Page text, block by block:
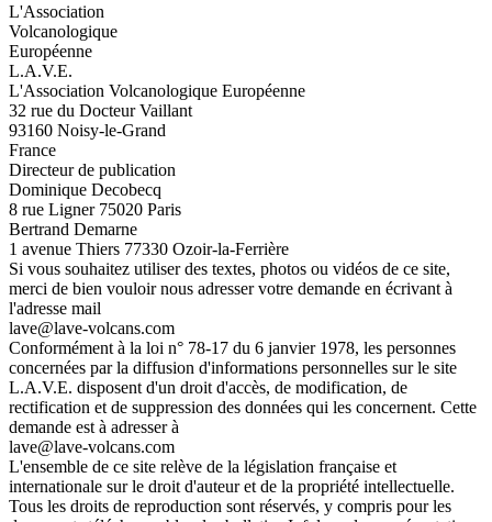
L'Association
Volcanologique
Européenne
L.A.V.E.
L'Association Volcanologique Européenne
32 rue du Docteur Vaillant
93160 Noisy-le-Grand
France
Directeur de publication
Dominique Decobecq
8 rue Ligner 75020 Paris
Bertrand Demarne
1 avenue Thiers 77330 Ozoir-la-Ferrière
Si vous souhaitez utiliser des textes, photos ou vidéos de ce site,
merci de bien vouloir nous adresser votre demande en écrivant à
l'adresse mail
lave@lave-volcans.com
Conformément à la loi n° 78-17 du 6 janvier 1978, les personnes
concernées par la diffusion d'informations personnelles sur le site
L.A.V.E. disposent d'un droit d'accès, de modification, de
rectification et de suppression des données qui les concernent. Cette
demande est à adresser à
lave@lave-volcans.com
L'ensemble de ce site relève de la législation française et
internationale sur le droit d'auteur et de la propriété intellectuelle.
Tous les droits de reproduction sont réservés, y compris pour les